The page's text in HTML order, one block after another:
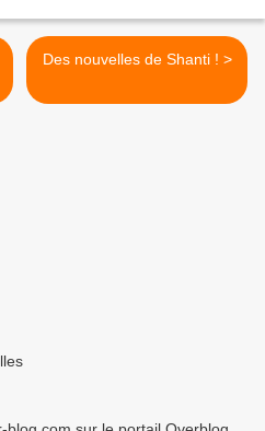
Des nouvelles de Shanti ! >